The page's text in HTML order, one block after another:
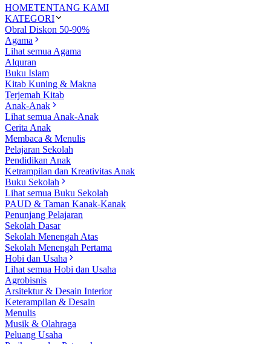
HOMETENTANG KAMI
KATEGORI
Obral Diskon 50-90%
Agama
Lihat semua Agama
Alquran
Buku Islam
Kitab Kuning & Makna
Terjemah Kitab
Anak-Anak
Lihat semua Anak-Anak
Cerita Anak
Membaca & Menulis
Pelajaran Sekolah
Pendidikan Anak
Ketrampilan dan Kreativitas Anak
Buku Sekolah
Lihat semua Buku Sekolah
PAUD & Taman Kanak-Kanak
Penunjang Pelajaran
Sekolah Dasar
Sekolah Menengah Atas
Sekolah Menengah Pertama
Hobi dan Usaha
Lihat semua Hobi dan Usaha
Agrobisnis
Arsitektur & Desain Interior
Keterampilan & Desain
Menulis
Musik & Olahraga
Peluang Usaha